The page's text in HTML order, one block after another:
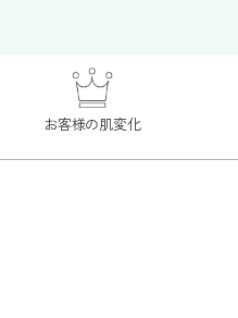
お客様の肌変化